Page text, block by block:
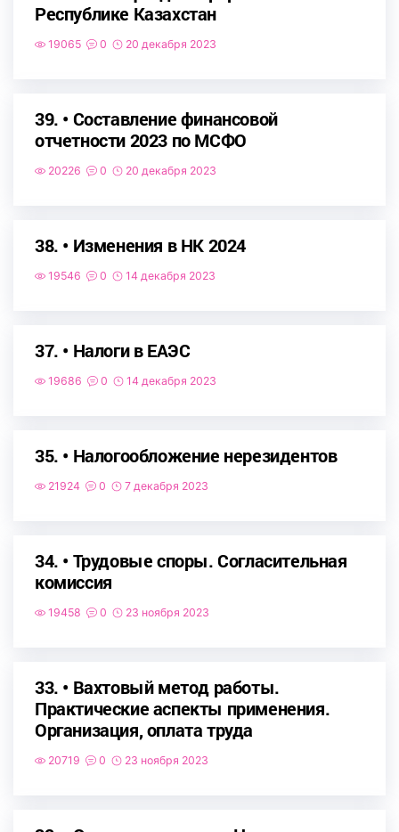
Республике Казахстан
19065 0 20 декабря 2023
39. • Составление финансовой
отчетности 2023 по МСФО
20226 0 20 декабря 2023
38. • Изменения в НК 2024
19546 0 14 декабря 2023
37. • Налоги в ЕАЭС
19686 0 14 декабря 2023
35. • Налогообложение нерезидентов
21924 0 7 декабря 2023
34. • Трудовые споры. Согласительная
комиссия
19458 0 23 ноября 2023
33. • Вахтовый метод работы.
Практические аспекты применения.
Организация, оплата труда
20719 0 23 ноября 2023